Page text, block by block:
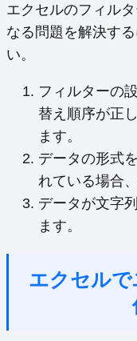
エクセルのフィル
なる問題を解決す
い。
フィルターの
替え順序が正
ます。
データの形式
れている場合
データが文字
ます。
エクセル